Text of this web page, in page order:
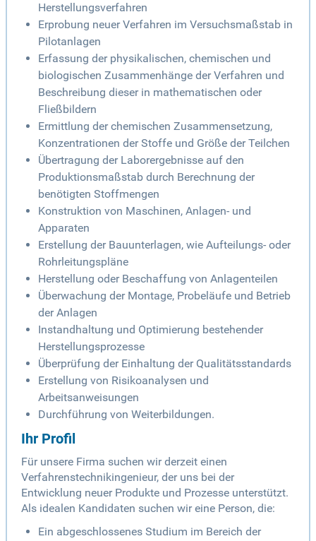
Herstellungsverfahren
Erprobung neuer Verfahren im Versuchsmaßstab in
Pilotanlagen
Erfassung der physikalischen, chemischen und
biologischen Zusammenhänge der Verfahren und
Beschreibung dieser in mathematischen oder
Fließbildern
Ermittlung der chemischen Zusammensetzung,
Konzentrationen der Stoffe und Größe der Teilchen
Übertragung der Laborergebnisse auf den
Produktionsmaßstab durch Berechnung der
benötigten Stoffmengen
Konstruktion von Maschinen, Anlagen- und
Apparaten
Erstellung der Bauunterlagen, wie Aufteilungs- oder
Rohrleitungspläne
Herstellung oder Beschaffung von Anlagenteilen
Überwachung der Montage, Probeläufe und Betrieb
der Anlagen
Instandhaltung und Optimierung bestehender
Herstellungsprozesse
Überprüfung der Einhaltung der Qualitätsstandards
Erstellung von Risikoanalysen und
Arbeitsanweisungen
Durchführung von Weiterbildungen.
Ihr Profil
Für unsere Firma suchen wir derzeit einen
Verfahrenstechnikingenieur, der uns bei der
Entwicklung neuer Produkte und Prozesse unterstützt.
Als idealen Kandidaten suchen wir eine Person, die:
Ein abgeschlossenes Studium im Bereich der